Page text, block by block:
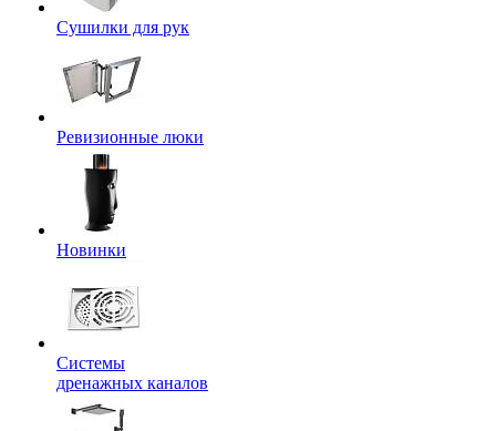
Сушилки для рук
Ревизионные люки
Новинки
Системы
дренажных каналов